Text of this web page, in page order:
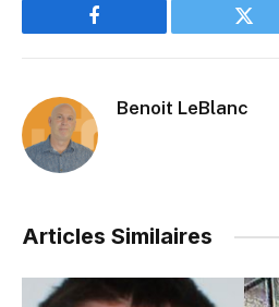
Facebook
Benoit LeBlanc
Articles Similaires